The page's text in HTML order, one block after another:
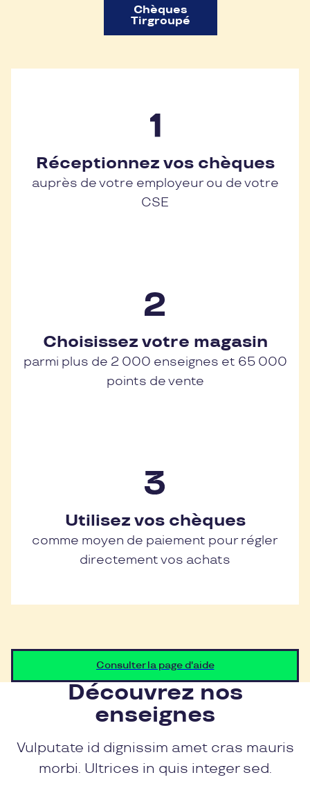
Chèques
Tirgroupé
Réceptionnez vos chèques
auprès de votre employeur ou de votre
CSE
Choisissez votre magasin
parmi plus de 2 000 enseignes et 65 000
points de vente
Utilisez vos chèques
comme moyen de paiement pour régler
directement vos achats
Consulter la page d'aide
Découvrez nos
enseignes
Vulputate id dignissim amet cras mauris
morbi. Ultrices in quis integer sed.